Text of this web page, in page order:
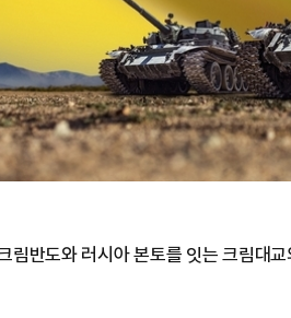
림반도와 러시아 본토를 잇는 크림대